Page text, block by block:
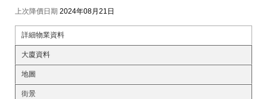
上次降價日期 2024年08月21日
詳細物業資料
大廈資料
地圖
街景